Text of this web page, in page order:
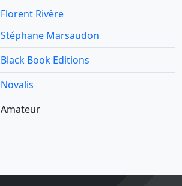
Florent Rivère
Stéphane Marsaudon
Black Book Editions
Novalis
Amateur